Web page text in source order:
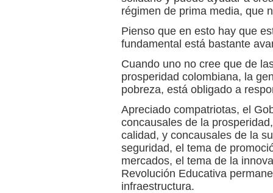
régimen de prima media, que
Pienso que en esto hay que
fundamental está bastante
Cuando uno no cree que de
prosperidad colombiana, la
pobreza, está obligado a
Apreciado compatriotas, el
concausales de la
calidad, y concausales de la
seguridad, el tema de
mercados, el tema de la
Revolución Educativa
infraestructura.